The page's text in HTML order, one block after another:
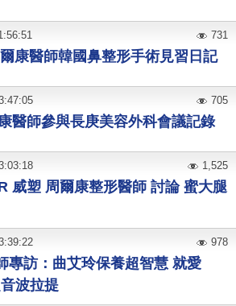
康醫師韓國鼻整形手術見習日記
731
醫師參與長庚美容外科會議記錄
705
威塑 周爾康整形醫師 討論 蜜大腿
1,525
專訪：曲艾玲保養超智慧 就愛
波拉提
978